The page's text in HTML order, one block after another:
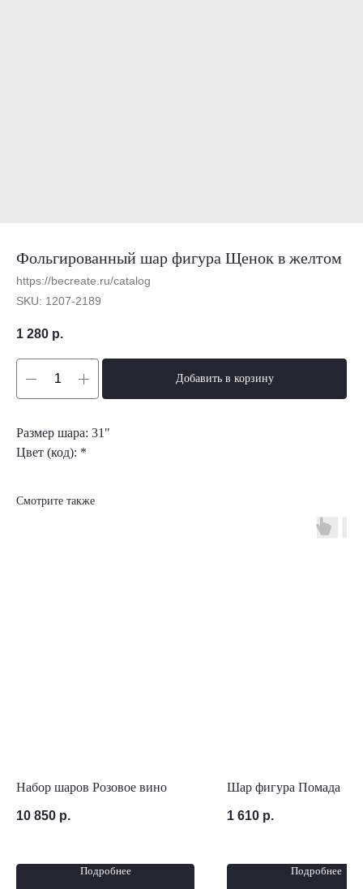
Фольгированный шар фигура Щенок в желтом
https://becreate.ru/catalog
SKU: 1207-2189
1 280 р.
Добавить в корзину
Размер шара: 31"
Цвет (код): *
Смотрите также
Набор шаров Розовое вино
10 850 р.
Подробнее
Шар фигура Помада
1 610 р.
Подробнее